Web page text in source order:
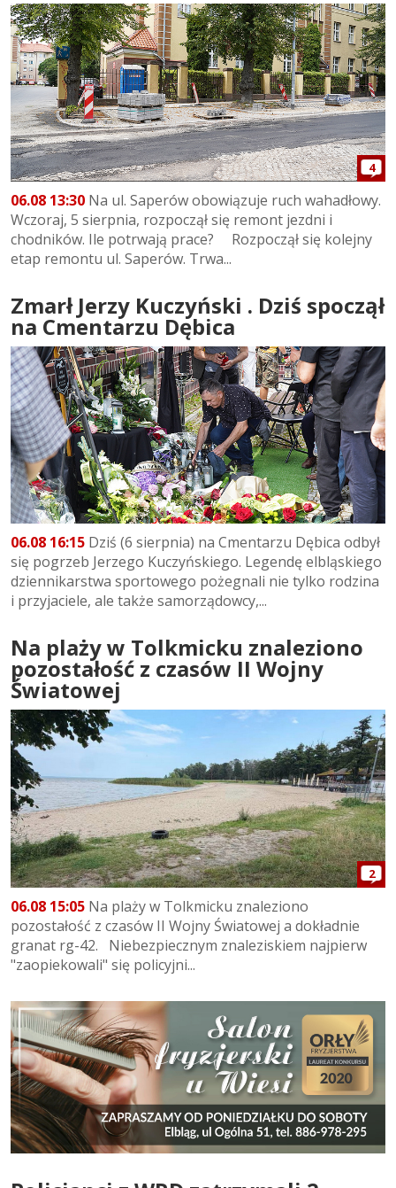
4
06.08 13:30 Na ul. Saperów obowiązuje ruch wahadłowy.
Wczoraj, 5 sierpnia, rozpoczął się remont jezdni i
chodników. Ile potrwają prace? Rozpoczął się kolejny
etap remontu ul. Saperów. Trwa...
Zmarł Jerzy Kuczyński . Dziś spoczął
na Cmentarzu Dębica
06.08 16:15 Dziś (6 sierpnia) na Cmentarzu Dębica odbył
się pogrzeb Jerzego Kuczyńskiego. Legendę elbląskiego
dziennikarstwa sportowego pożegnali nie tylko rodzina
i przyjaciele, ale także samorządowcy,...
Na plaży w Tolkmicku znaleziono
pozostałość z czasów II Wojny
Światowej
2
06.08 15:05 Na plaży w Tolkmicku znaleziono
pozostałość z czasów II Wojny Światowej a dokładnie
granat rg-42. Niebezpiecznym znaleziskiem najpierw
"zaopiekowali" się policyjni...